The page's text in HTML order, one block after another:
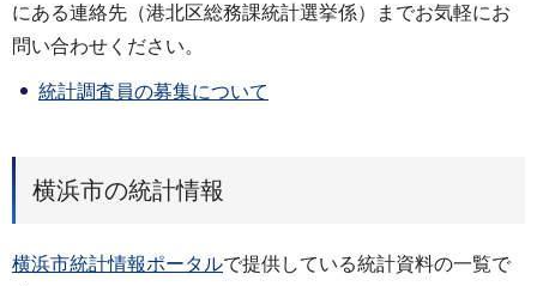
にある連絡先（港北区総務課統計選挙係）までお気軽にお
問い合わせください。
統計調査員の募集について
横浜市の統計情報
横浜市統計情報ポータルで提供している統計資料の一覧で